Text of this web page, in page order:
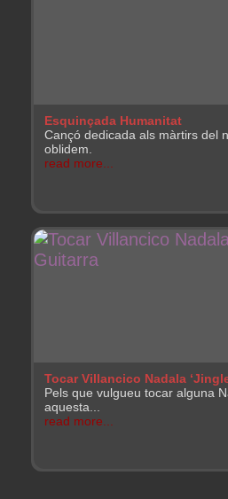
Esquinçada Humanitat
Cançó dedicada als màrtirs del
oblidem.
read more...
Tocar Villancico Nadala
Pels que vulgueu tocar alguna
aquesta...
read more...